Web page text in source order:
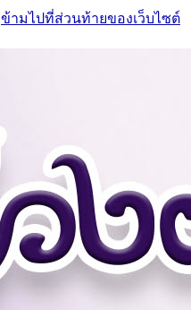
ข้ามไปที่ส่วนท้ายของเว็บไซต์